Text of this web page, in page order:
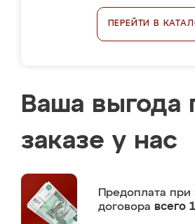
ПЕРЕЙТИ В
Ваша выгода
заказе у нас
Предоплата при
договора всего